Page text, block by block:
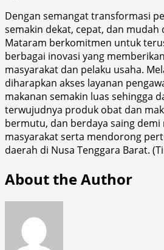
Dengan semangat transformasi
semakin dekat, cepat, dan mudah
Mataram berkomitmen untuk
berbagai inovasi yang
masyarakat dan pelaku usaha.
diharapkan akses layanan
makanan semakin luas sehingga
terwujudnya produk obat dan
bermutu, dan berdaya saing
masyarakat serta mendorong
daerah di Nusa Tenggara Barat.
About the Author